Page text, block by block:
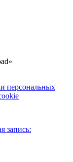
персональных
запись: